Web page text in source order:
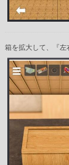
箱を拡大して、『左